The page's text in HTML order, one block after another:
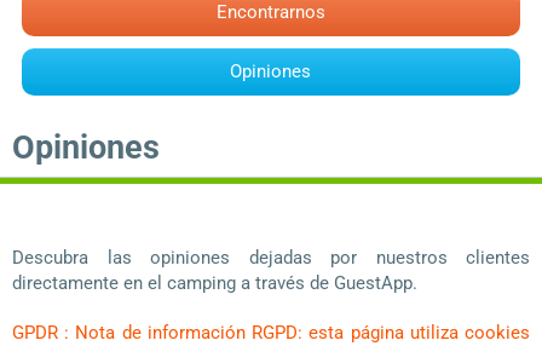
Encontrarnos
Opiniones
Opiniones
Descubra las opiniones dejadas por nuestros clientes
directamente en el camping a través de GuestApp.
GPDR : Nota de información RGPD: esta página utiliza cookies